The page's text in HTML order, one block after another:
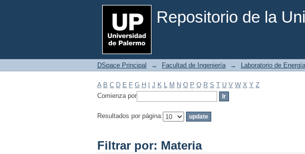
Repositorio de la
Filtrar por: Materia
DSpace Principal → Facultad de Ingeniería → Laboratorio de
A B C D E F G H J K L M N O P Q R S T U V W X Y Z
Comienza por
Resultados por página:
Filtrar por: Materia